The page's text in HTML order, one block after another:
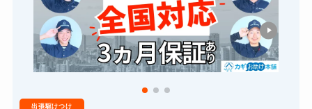
出張駆けつけ